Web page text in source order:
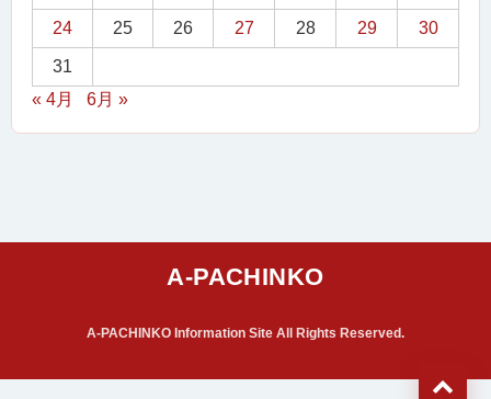
24 25 26 27 28 29 30
31
« 4月
6月 »
A-PACHINKO Information Site All Rights Reserved.